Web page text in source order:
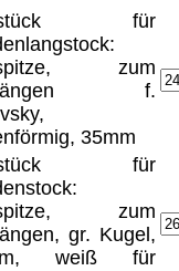
für
zum
f.
35mm
für
zum
gr. Kugel,
weiß für